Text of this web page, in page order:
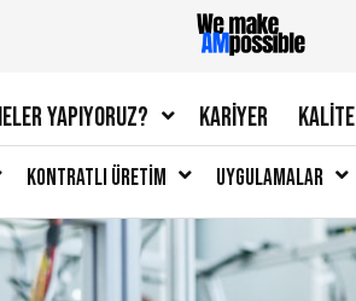
Yapıyoruz? Kariyer Kalite
Kontratlı Üretim Uygulamalar